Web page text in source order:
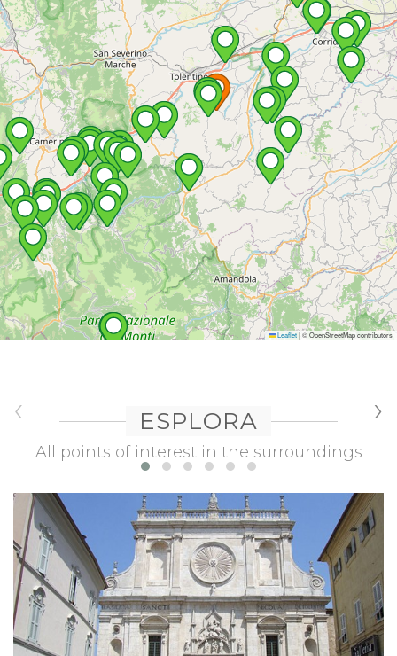
Leaflet|© OpenStreetMap contributors
ESPLORA
All points of interest in the surroundings
‹ ›